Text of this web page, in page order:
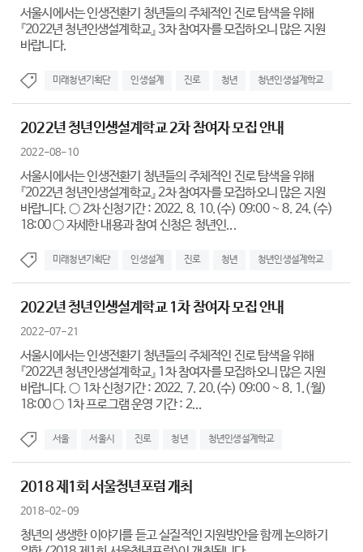
서울시에서는 인생전환기 청년들의 주체적인 진로 탐색을 위해
『2022년 청년인생설계학교』 3차 참여자를 모집하오니 많은 지원
바랍니다.
미래청년기획단 인생설계 진로 청년 청년인생설계학교
2022년 청년인생설계학교 2차 참여자 모집 안내
2022-08-10
서울시에서는 인생전환기 청년들의 주체적인 진로 탐색을 위해
『2022년 청년인생설계학교』 2차 참여자를 모집하오니 많은 지원
바랍니다. ○ 2차 신청기간 : 2022. 8. 10.(수) 09:00 ~ 8. 24.(수)
18:00 ○ 자세한 내용과 참여 신청은 청년인...
미래청년기획단 인생설계 진로 청년 청년인생설계학교
2022년 청년인생설계학교 1차 참여자 모집 안내
2022-07-21
서울시에서는 인생전환기 청년들의 주체적인 진로 탐색을 위해
『2022년 청년인생설계학교』 1차 참여자를 모집하오니 많은 지원
바랍니다. ○ 1차 신청기간 : 2022. 7. 20.(수) 09:00 ~ 8. 1.(월)
18:00 ○ 1차 프로그램 운영 기간 : 2...
서울 서울시 진로 청년 청년인생설계학교
2018 제1회 서울청년포럼 개최
2018-02-09
청년의 생생한 이야기를 듣고 실질적인 지원방안을 함께 논의하기